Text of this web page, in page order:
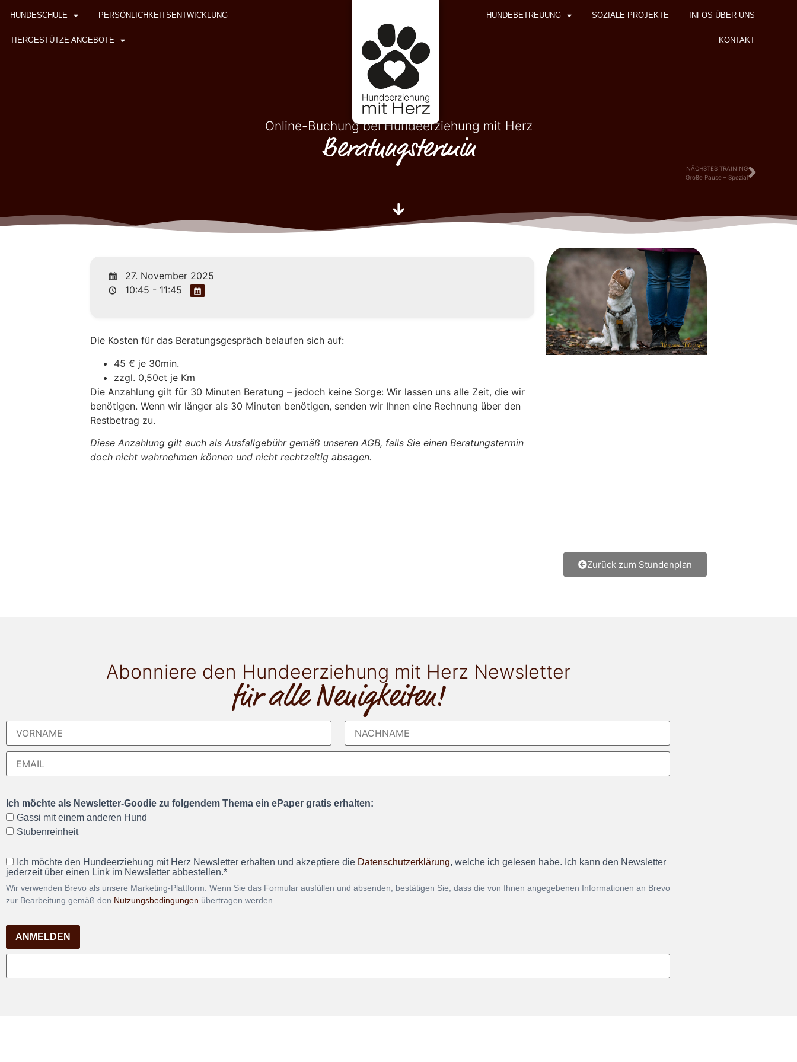
HUNDESCHULE PERSÖNLICHKEITSENTWICKLUNG
TIERGESTÜTZE ANGEBOTE
HUNDEBETREUUNG SOZIALE PROJEKTE INFOS ÜBER UNS
KONTAKT
Online-Buchung bei Hundeerziehung mit Herz
Beratungstermin
NÄCHSTES TRAINING
Große Pause – Spezial
27. November 2025
10:45 - 11:45
Die Kosten für das Beratungsgespräch belaufen sich auf:
45 € je 30min.
zzgl. 0,50ct je Km
Die Anzahlung gilt für 30 Minuten Beratung – jedoch keine Sorge: Wir lassen uns alle Zeit, die wir
benötigen. Wenn wir länger als 30 Minuten benötigen, senden wir Ihnen eine Rechnung über den
Restbetrag zu.
Diese Anzahlung gilt auch als Ausfallgebühr gemäß unseren AGB, falls Sie einen Beratungstermin
doch nicht wahrnehmen können und nicht rechtzeitig absagen.
Zurück zum Stundenplan
Abonniere den Hundeerziehung mit Herz Newsletter
für alle Neuigkeiten!
Ich möchte als Newsletter-Goodie zu folgendem Thema ein ePaper gratis erhalten:
Gassi mit einem anderen Hund
Stubenreinheit
Ich möchte den Hundeerziehung mit Herz Newsletter erhalten und akzeptiere die Datenschutzerklärung, welche ich gelesen habe. Ich kann den Newsletter
jederzeit über einen Link im Newsletter abbestellen.*
Wir verwenden Brevo als unsere Marketing-Plattform. Wenn Sie das Formular ausfüllen und absenden, bestätigen Sie, dass die von Ihnen angegebenen Informationen an Brevo
zur Bearbeitung gemäß den Nutzungsbedingungen übertragen werden.
ANMELDEN